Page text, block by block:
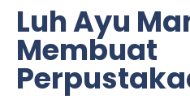
Luh Ayu
Membuat